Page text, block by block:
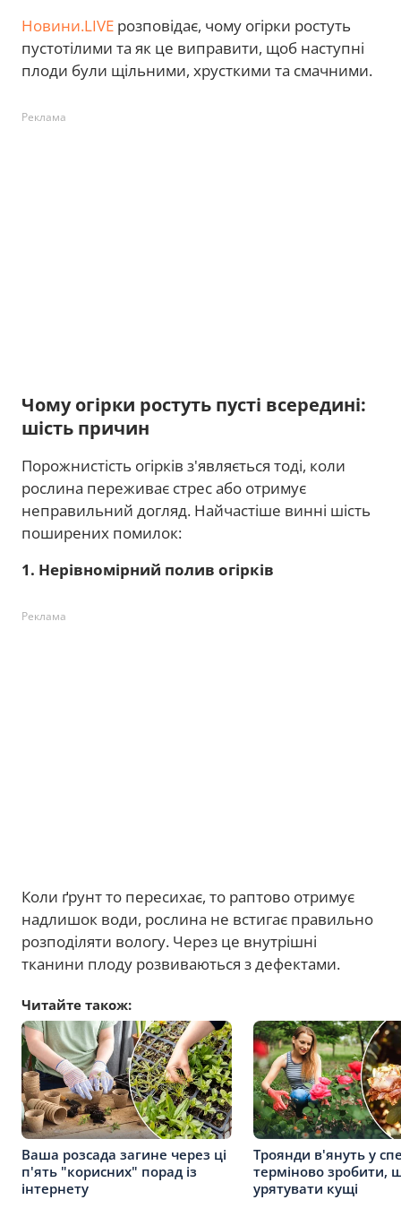
Новини.LIVE розповідає, чому огірки ростуть
пустотілими та як це виправити, щоб наступні
плоди були щільними, хрусткими та смачними.
Реклама
Чому огірки ростуть пусті всередині:
шість причин
Порожнистість огірків з'являється тоді, коли
рослина переживає стрес або отримує
неправильний догляд. Найчастіше винні шість
поширених помилок:
1. Нерівномірний полив огірків
Реклама
Коли ґрунт то пересихає, то раптово отримує
надлишок води, рослина не встигає правильно
розподіляти вологу. Через це внутрішні
тканини плоду розвиваються з дефектами.
Читайте також:
Ваша розсада загине через ці
п'ять "корисних" порад із
інтернету
Троянди в'януть у
терміново зробити,
урятувати кущі